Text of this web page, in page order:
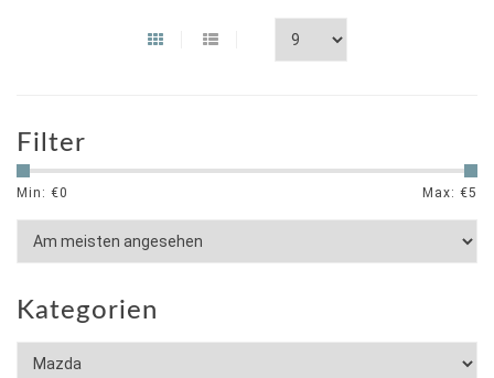
Filter
Min: €0 Max: €5
Kategorien